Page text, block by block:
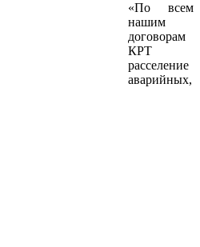
«По всем
нашим
договорам
КРТ
расселение
аварийных,